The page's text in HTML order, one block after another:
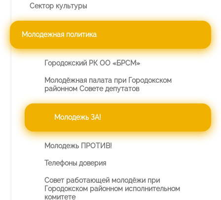
Сектор культуры
Молодежная политика
Городокский РК ОО «БРСМ»
Молодёжная палата при Городокском
районном Совете депутатов
Молодежь ЗА!
Молодежь ПРОТИВ!
Телефоны доверия
Совет работающей молодёжи при
Городокском районном исполнительном
комитете